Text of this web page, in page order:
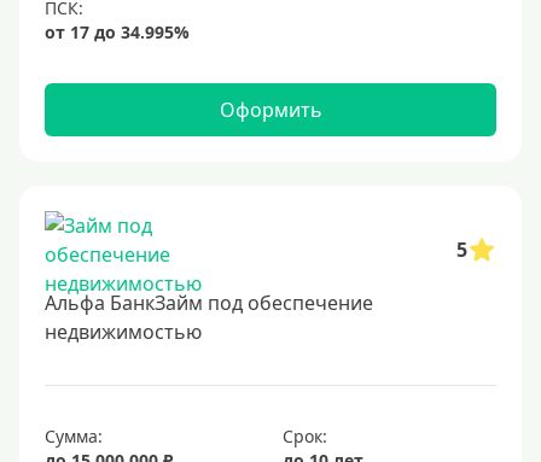
6,9%
8%
9%
12%
13%
17%
Оформить
5
Альфа БанкЗайм под обеспечение
недвижимостью
Сумма:
Срок: